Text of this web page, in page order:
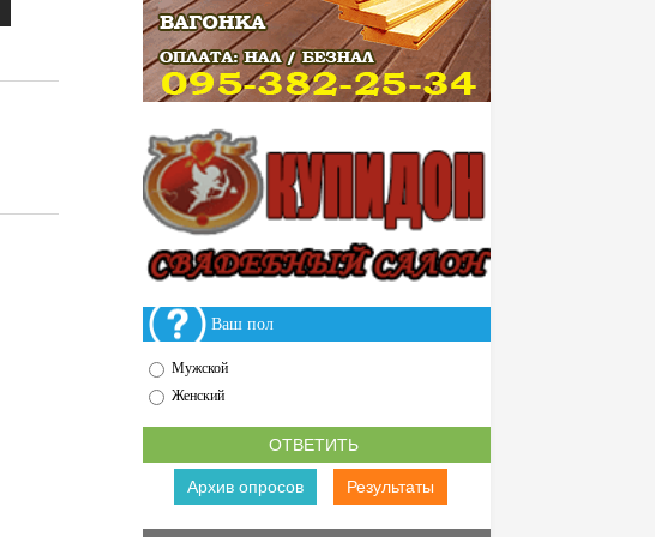
Ваш пол
Мужской
Женский
Архив опросов Результаты